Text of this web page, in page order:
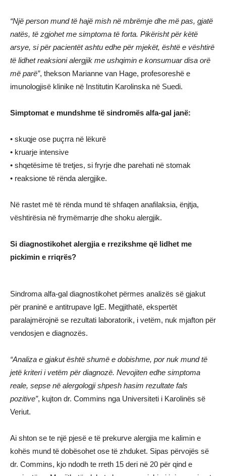
“Një person mund të hajë mish në mbrëmje dhe më pas, gjatë
natës, të zgjohet me simptoma të forta. Pikërisht për këtë
arsye, si për pacientët ashtu edhe për mjekët, është e vështirë
të lidhet reaksioni alergjik me ushqimin e konsumuar disa orë
më parë”, thekson Marianne van Hage, profesoreshë e
imunologjisë klinike në Institutin Karolinska në Suedi.
Simptomat e mundshme të sindromës alfa-gal janë:
• skuqje ose puçrra në lëkurë
• kruarje intensive
• shqetësime të tretjes, si fryrje dhe parehati në stomak
• reaksione të rënda alergjike.
Në rastet më të rënda mund të shfaqen anafilaksia, ënjtja,
vështirësia në frymëmarrje dhe shoku alergjik.
Si diagnostikohet alergjia e rrezikshme që lidhet me
pickimin e rriqrës?
Sindroma alfa-gal diagnostikohet përmes analizës së gjakut
për praninë e antitrupave IgE. Megjithatë, ekspertët
paralajmërojnë se rezultati laboratorik, i vetëm, nuk mjafton për
vendosjen e diagnozës.
“Analiza e gjakut është shumë e dobishme, por nuk mund të
jetë kriteri i vetëm për diagnozë. Nevojiten edhe simptoma
reale, sepse në alergologji shpesh hasim rezultate fals
pozitive”, kujton dr. Commins nga Universiteti i Karolinës së
Veriut.
Ai shton se te një pjesë e të prekurve alergjia me kalimin e
kohës mund të dobësohet ose të zhduket. Sipas përvojës së
dr. Commins, kjo ndodh te rreth 15 deri në 20 për qind e